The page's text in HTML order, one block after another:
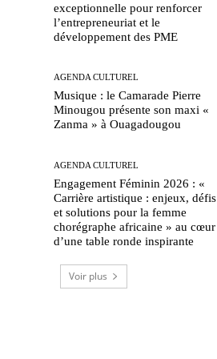
exceptionnelle pour renforcer
l’entrepreneuriat et le
développement des PME
AGENDA CULTUREL
Musique : le Camarade Pierre
Minougou présente son maxi «
Zanma » à Ouagadougou
AGENDA CULTUREL
Engagement Féminin 2026 : «
Carrière artistique : enjeux, défis
et solutions pour la femme
chorégraphe africaine » au cœur
d’une table ronde inspirante
Voir plus